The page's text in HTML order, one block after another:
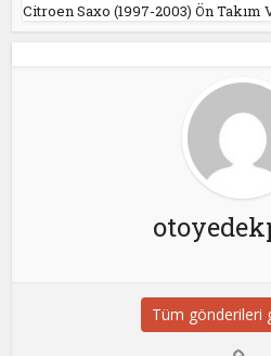
Citroen Saxo (1997-2003) Ön Takım
Tüm gönderileri